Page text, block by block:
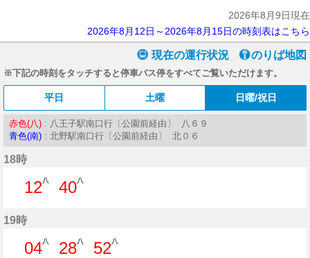
2026年8月9日現在
2026年8月12日～2026年8月15日の時刻表はこちら
現在の運行状況 のりば地図
※下記の時刻をタッチすると停車バス停をすべてご覧いただけます。
平日 土曜 日曜/祝日
赤色(八) : 八王子駅南口行〔公園前経由〕 八６９
青色(南) : 北野駅南口行〔公園前経由〕 北０６
18時
12八
40八
19時
04八
28八
52八